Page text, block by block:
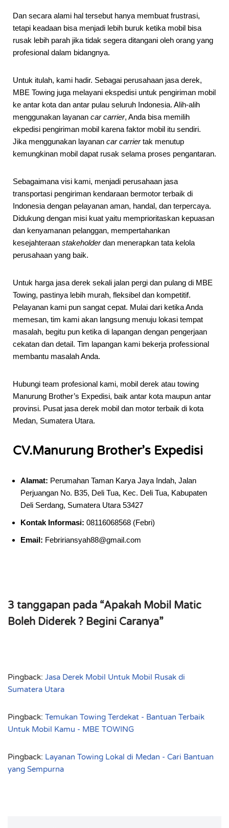
Dan secara alami hal tersebut hanya membuat frustrasi,
tetapi keadaan bisa menjadi lebih buruk ketika mobil bisa
rusak lebih parah jika tidak segera ditangani oleh orang yang
profesional dalam bidangnya.
Untuk itulah, kami hadir. Sebagai perusahaan jasa derek,
MBE Towing juga melayani ekspedisi untuk pengiriman mobil
ke antar kota dan antar pulau seluruh Indonesia. Alih-alih
menggunakan layanan car carrier, Anda bisa memilih
ekpedisi pengiriman mobil karena faktor mobil itu sendiri.
Jika menggunakan layanan car carriertak menutup
kemungkinan mobil dapat rusak selama proses pengantaran.
Sebagaimana visi kami, menjadi perusahaan jasa
transportasi pengiriman kendaraan bermotor terbaik di
Indonesia dengan pelayanan aman, handal, dan terpercaya.
Didukung dengan misi kuat yaitu memprioritaskan kepuasan
dan kenyamanan pelanggan, mempertahankan
kesejahteraan stakeholderdan menerapkan tata kelola
perusahaan yang baik.
Untuk harga jasa derek sekali jalan pergi dan pulang di MBE
Towing, pastinya lebih murah, fleksibel dan kompetitif.
Pelayanan kami pun sangat cepat. Mulai dari ketika Anda
memesan, tim kami akan langsung menuju lokasi tempat
masalah, begitu pun ketika di lapangan dengan pengerjaan
cekatan dan detail. Tim lapangan kami bekerja professional
membantu masalah Anda.
Hubungi team profesional kami, mobil derek atau towing
Manurung Brother’s Expedisi, baik antar kota maupun antar
provinsi. Pusat jasa derek mobil dan motor terbaik di kota
Medan, Sumatera Utara.
CV.Manurung Brother’s Expedisi
Alamat: Perumahan Taman Karya Jaya Indah, Jalan
Perjuangan No. B35, Deli Tua, Kec. Deli Tua, Kabupaten
Deli Serdang, Sumatera Utara 53427
Kontak Informasi: 08116068568 (Febri)
Email: Febririansyah88@gmail.com
3 tanggapan pada “Apakah Mobil Matic
Boleh Diderek ? Begini Caranya”
Pingback: Jasa Derek Mobil Untuk Mobil Rusak di
Sumatera Utara
Pingback: Temukan Towing Terdekat - Bantuan Terbaik
Untuk Mobil Kamu - MBE TOWING
Pingback: Layanan Towing Lokal di Medan - Cari Bantuan
yang Sempurna